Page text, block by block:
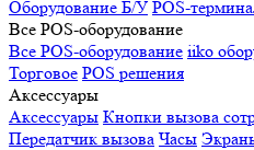
Оборудование Б/У POS-
Все POS-оборудование
Все POS-оборудование iiko
Торговое POS решения
Аксессуары
Аксессуары Кнопки вызова
Передатчик вызова Часы